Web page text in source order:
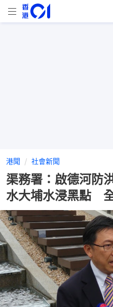
港聞 社會新聞
渠務署：啟德河防
水大埔水浸黑點